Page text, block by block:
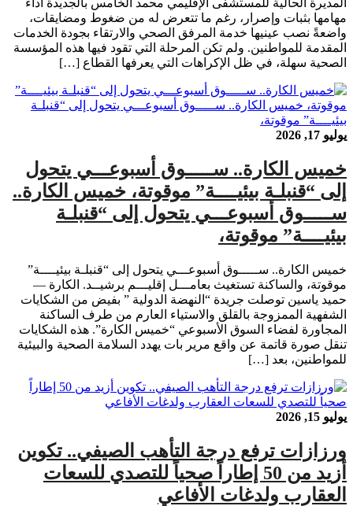
المديرة الحالية للمستشفى الإقليمي محمد الخامس بالجديدة أداء
مهامها بثبات وإصرار، رغم ما تتعرض له من ضغوط ومضايقات،
واضعةً نصب عينيها خدمة المرفق الصحي والارتقاء بجودة الخدمات
المقدمة للمواطنين. ولم تكن المرحلة التي تقود فيها هذه المؤسسة
الصحية سهلة، في ظل الإكراهات التي يعرفها القطاع […]
يوليو 17, 2026
خميس الكارة.. ســـــوق أسبوعـــي يتحول
إلى “قنبلـة بيئيــــة” موقوتة، خميس الكارة..
ســـــوق أسبوعـــي يتحول إلى “قنبلـة
بيئيــــة” موقوتة،
خميس الكارة.. ســـــوق أسبوعـــي يتحول إلى “قنبلـة بيئيــــة”
موقوتة، والساكنة تستغيث بعامـــل إقليـــم برشيــد. الكارة —
حميد ياسين توصلت جريدة “النهضة الدولية ” بفيض من الشكايات
الشفهية الممزوجة بالقلق والاستياء العارم من طرف الساكنة
المجاورة لفضاء السوق الأسبوعي “خميس الكارة”. هذه الشكايات
تنقل صورة قاتمة عن واقع مرير بات يهدد السلامة الصحية والبيئية
للمواطنين، بعد […]
يوليو 15, 2026
ورزازات ترفع درجة التأهب الصيفي.. تكوين
أزيد من 50 إطاراً صحياً للتصدي للسعات
العقارب ولدغات الأفاعي